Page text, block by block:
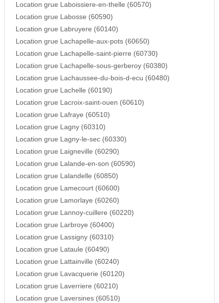
Location grue Laboissiere-en-thelle (60570)
Location grue Labosse (60590)
Location grue Labruyere (60140)
Location grue Lachapelle-aux-pots (60650)
Location grue Lachapelle-saint-pierre (60730)
Location grue Lachapelle-sous-gerberoy (60380)
Location grue Lachaussee-du-bois-d-ecu (60480)
Location grue Lachelle (60190)
Location grue Lacroix-saint-ouen (60610)
Location grue Lafraye (60510)
Location grue Lagny (60310)
Location grue Lagny-le-sec (60330)
Location grue Laigneville (60290)
Location grue Lalande-en-son (60590)
Location grue Lalandelle (60850)
Location grue Lamecourt (60600)
Location grue Lamorlaye (60260)
Location grue Lannoy-cuillere (60220)
Location grue Larbroye (60400)
Location grue Lassigny (60310)
Location grue Lataule (60490)
Location grue Lattainville (60240)
Location grue Lavacquerie (60120)
Location grue Laverriere (60210)
Location grue Laversines (60510)